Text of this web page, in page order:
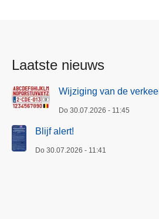
Laatste nieuws
Wijziging van de
Do 30.07.2026 - 11:45
Blijf alert!
Do 30.07.2026 - 11:41